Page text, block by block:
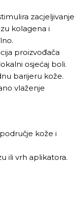
zacjeljivanje
kolagena i
proizvođača
osjećaj boli.
barijeru kože.
vlaženje
kože i
ili vrh aplikatora.